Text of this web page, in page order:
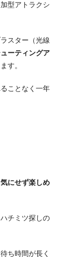
型アトラクシ
スター（光線
ーティングア
す。
ことなく一年
にせず楽しめ
チミツ探しの
ち時間が長く